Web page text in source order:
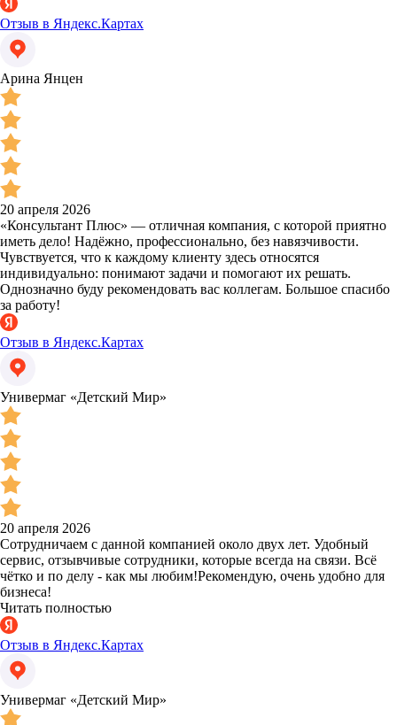
Отзыв в Яндекс.Картах
Арина Янцен
20 апреля 2026
«Консультант Плюс» — отличная компания, с которой приятно
иметь дело! Надёжно, профессионально, без навязчивости.
Чувствуется, что к каждому клиенту здесь относятся
индивидуально: понимают задачи и помогают их решать.
Однозначно буду рекомендовать вас коллегам. Большое спасибо
за работу!
Отзыв в Яндекс.Картах
Универмаг «Детский Мир»
20 апреля 2026
Сотрудничаем с данной компанией около двух лет. Удобный
сервис, отзывчивые сотрудники, которые всегда на связи. Всё
чётко и по делу - как мы любим!Рекомендую, очень удобно для
бизнеса!
Читать полностью
Отзыв в Яндекс.Картах
Универмаг «Детский Мир»